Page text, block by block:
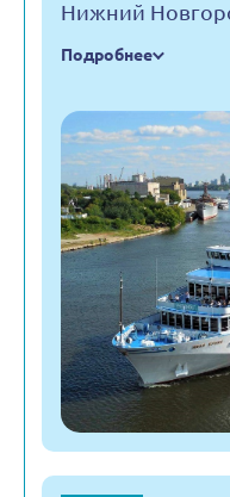
Нижний
Подробнее